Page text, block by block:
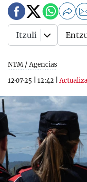
NTM / Agencias
12·07·25
12:42 |
Itzuli